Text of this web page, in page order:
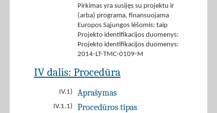
Pirkimas yra susijęs su projektu ir
(arba) programa, finansuojama
Europos Sąjungos lėšomis: taip
Projekto identifikacijos duomenys:
Projekto identifikacijos duomenys:
2014-LT-TMC-0109-M
IV dalis: Procedūra
IV.1) Aprašymas
IV.1.1) Procedūros tipas